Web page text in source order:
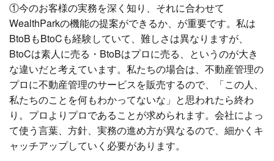
①今のお客様の実務を深く知り、それに合わせて
WealthParkの機能の提案ができるか、が重要です。私は
BtoBもBtoCも経験していて、難しさは異なりますが、
BtoCは素人に売る・BtoBはプロに売る、というのが大き
な違いだと考えています。私たちの場合は、不動産管理の
プロに不動産管理のサービスを販売するので、「この人、
私たちのことを何もわかってないな」と思われたら終わ
り。プロよりプロであることが求められます。会社によっ
て使う言葉、方針、実務の進め方が異なるので、細かくキ
ャッチアップしていく必要があります。